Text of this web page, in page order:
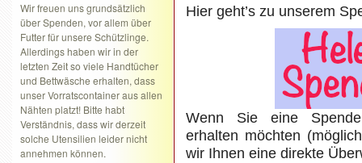
Wir freuen uns grundsätzlich
über Spenden, vor allem über
Futter für unsere Schützlinge.
Allerdings haben wir in der
letzten Zeit so viele Handtücher
und Bettwäsche erhalten, dass
unser Vorratscontainer aus allen
Nähten platzt! Bitte habt
Verständnis, dass wir derzeit
solche Utensilien leider nicht
annehmen können.
Hier geht’s zu unserem
Wenn Sie eine
erhalten möchten
wir Ihnen eine direkte